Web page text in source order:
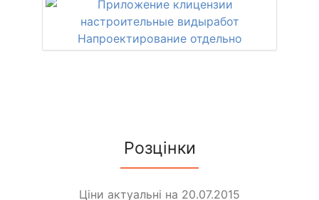
Розцінки
Ціни актуальні на 20.07.2015